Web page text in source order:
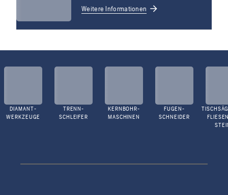
Weitere Informationen
DIAMANT-
WERKZEUGE
TRENN-
SCHLEIFER
KERNBOHR-
MASCHINEN
FUGEN-
SCHNEIDER